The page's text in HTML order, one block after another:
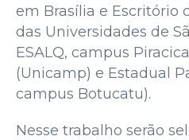
em Brasília e Escritório
das Universidades de
ESALQ, campus
(Unicamp) e Estadual
campus Botucatu).
Nesse trabalho serão